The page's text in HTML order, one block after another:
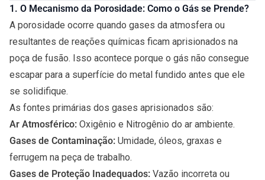
1. O Mecanismo da Porosidade: Como o Gás se Prende?
A porosidade ocorre quando gases da atmosfera ou
resultantes de reações químicas ficam aprisionados na
poça de fusão. Isso acontece porque o gás não consegue
escapar para a superfície do metal fundido antes que ele
se solidifique.
As fontes primárias dos gases aprisionados são:
Ar Atmosférico: Oxigênio e Nitrogênio do ar ambiente.
Gases de Contaminação: Umidade, óleos, graxas e
ferrugem na peça de trabalho.
Gases de Proteção Inadequados: Vazão incorreta ou